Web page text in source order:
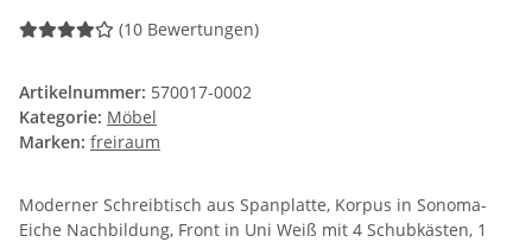
(10 Bewertungen)
Artikelnummer: 570017-0002
Kategorie: Möbel
Marken: freiraum
Moderner Schreibtisch aus Spanplatte, Korpus in Sonoma-
Eiche Nachbildung, Front in Uni Weiß mit 4 Schubkästen, 1